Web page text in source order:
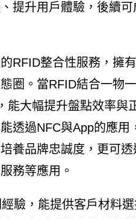
提升用戶體驗，後續
RFID整合性服務，擁
圈。當RFID結合一物
能大幅提升盤點效率與
透過NFC與App的應用
養品牌忠誠度，更可
務等應用。
驗，能提供客戶材料